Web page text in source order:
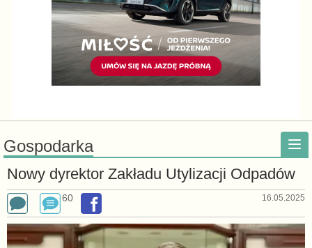
Gospodarka
Nowy dyrektor Zakładu Utylizacji Odpadów
60 16.05.2025